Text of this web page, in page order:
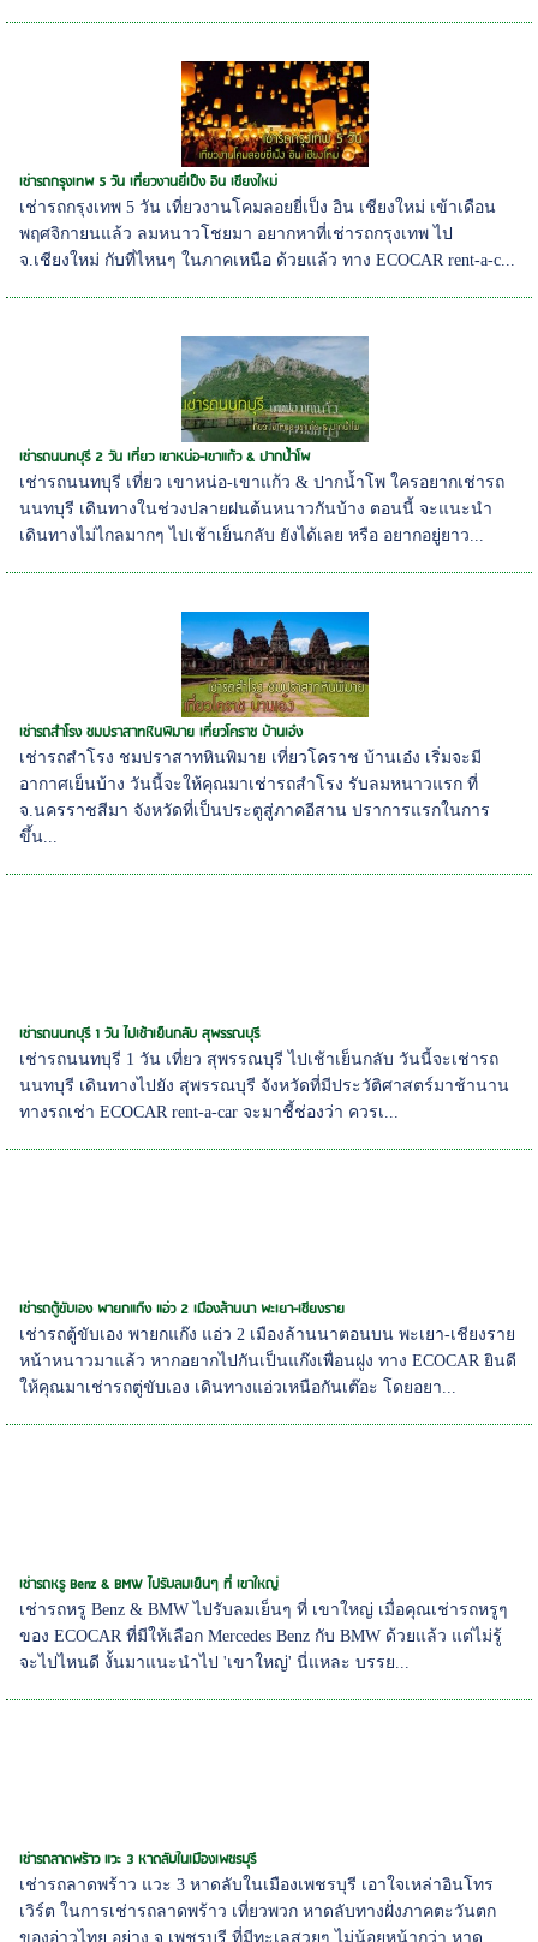
เช่ารถกรุงเทพ 5 วัน เที่ยวงานยี่เป็ง อิน เชียงใหม่
เช่ารถกรุงเทพ 5 วัน เที่ยวงานโคมลอยยี่เป็ง อิน เชียงใหม่ เข้าเดือน
พฤศจิกายนแล้ว ลมหนาวโชยมา อยากหาที่เช่ารถกรุงเทพ ไป
จ.เชียงใหม่ กับที่ไหนๆ ในภาคเหนือ ด้วยแล้ว ทาง ECOCAR rent-a-c...
เช่ารถนนทบุรี 2 วัน เที่ยว เขาหน่อ-เขาแก้ว & ปากน้ำโพ
เช่ารถนนทบุรี เที่ยว เขาหน่อ-เขาแก้ว & ปากน้ำโพ ใครอยากเช่ารถ
นนทบุรี เดินทางในช่วงปลายฝนต้นหนาวกันบ้าง ตอนนี้ จะแนะนำ
เดินทางไม่ไกลมากๆ ไปเช้าเย็นกลับ ยังได้เลย หรือ อยากอยู่ยาว...
เช่ารถสำโรง ชมปราสาทหินพิมาย เที่ยวโคราช บ้านเอ๋ง
เช่ารถสำโรง ชมปราสาทหินพิมาย เที่ยวโคราช บ้านเอ๋ง เริ่มจะมี
อากาศเย็นบ้าง วันนี้จะให้คุณมาเช่ารถสำโรง รับลมหนาวแรก ที่
จ.นครราชสีมา จังหวัดที่เป็นประตูสู่ภาคอีสาน ปราการแรกในการ
ขึ้น...
เช่ารถนนทบุรี 1 วัน ไปเช้าเย็นกลับ สุพรรณบุรี
เช่ารถนนทบุรี 1 วัน เที่ยว สุพรรณบุรี ไปเช้าเย็นกลับ วันนี้จะเช่ารถ
นนทบุรี เดินทางไปยัง สุพรรณบุรี จังหวัดที่มีประวัติศาสตร์มาช้านาน
ทางรถเช่า ECOCAR rent-a-car จะมาชี้ช่องว่า ควรเ...
เช่ารถตู้ขับเอง พายกแก๊ง แอ่ว 2 เมืองล้านนา พะเยา-เชียงราย
เช่ารถตู้ขับเอง พายกแก๊ง แอ่ว 2 เมืองล้านนาตอนบน พะเยา-เชียงราย
หน้าหนาวมาแล้ว หากอยากไปกันเป็นแก๊งเพื่อนฝูง ทาง ECOCAR ยินดี
ให้คุณมาเช่ารถตู่ขับเอง เดินทางแอ่วเหนือกันเต๊อะ โดยอยา...
เช่ารถหรู Benz & BMW ไปรับลมเย็นๆ ที่ เขาใหญ่
เช่ารถหรู Benz & BMW ไปรับลมเย็นๆ ที่ เขาใหญ่ เมื่อคุณเช่ารถหรูๆ
ของ ECOCAR ที่มีให้เลือก Mercedes Benz กับ BMW ด้วยแล้ว แต่ไม่รู้
จะไปไหนดี งั้นมาแนะนำไป 'เขาใหญ่' นี่แหละ บรรย...
เช่ารถลาดพร้าว แวะ 3 หาดลับในเมืองเพชรบุรี
เช่ารถลาดพร้าว แวะ 3 หาดลับในเมืองเพชรบุรี เอาใจเหล่าอินโทร
เวิร์ต ในการเช่ารถลาดพร้าว เที่ยวพวก หาดลับทางฝั่งภาคตะวันตก
ของอ่าวไทย อย่าง จ.เพชรบุรี ที่มีทะเลสวยๆ ไม่น้อยหน้ากว่า หาด...